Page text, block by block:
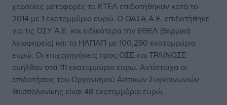
χερσαίες μεταφορές τα ΚΤΕΛ επιδοτήθηκαν κατά το
2014 με 1 εκατομμύριο ευρώ. Ο ΟΑΣΑ Α.Ε. επιδοτήθηκε
για τις ΟΣΥ Α.Ε. και ειδικότερα την ΕΘΕΛ (θερμικά
λεωφορεία) και τα ΗΛΠΑΠ με 100,290 εκατομμύρια
ευρώ. Οι επιχορηγήσεις προς ΟΣΕ και ΤΡΑΙΝΟΣΕ
ανήλθαν στα 111 εκατομμύρια ευρώ. Αντίστοιχα οι
επιδοτήσεις του Οργανισμού Αστικών Συγκοινωνιών
Θεσσαλονίκης είναι 48 εκατομμύρια ευρώ.